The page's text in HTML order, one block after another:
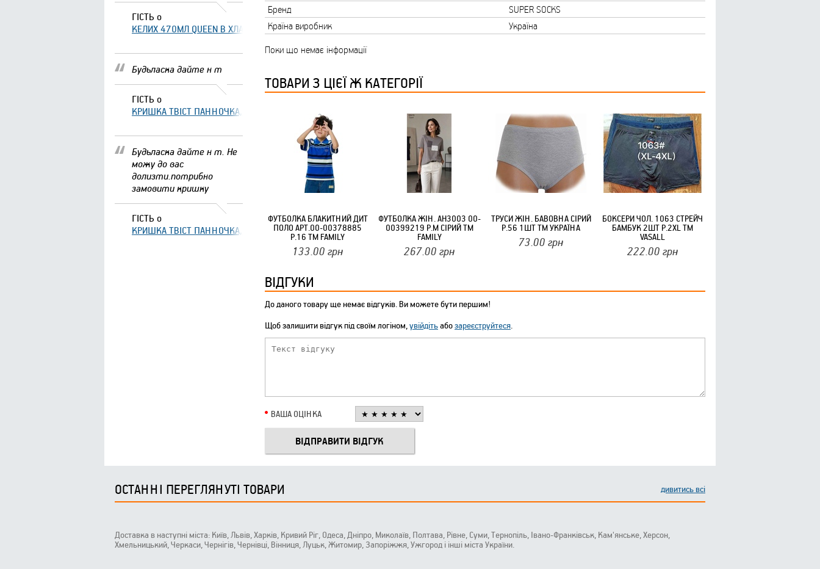
ГІСТЬ о
КЕЛИХ 470МЛ QUEEN В ХЛАМІНГО ТМ FARGLASS
Будьласка дайте н т
ГІСТЬ о
КРИШКА ТВІСТ ПАННОЧКА, ЩО ЗАКРУЧУЄТЬСЯ КОТИКИ (20ШТ/УП) ОФФ 82 ПАННОЧКА
Будьласка дайте н т. Не
можу до вас
долизти.потрибно
замовити кришку
ГІСТЬ о
КРИШКА ТВІСТ ПАННОЧКА, ЩО ЗАКРУЧУЄТЬСЯ КОТИКИ (20ШТ/УП) ОФФ 82 ПАННОЧКА
Бренд
SUPER SOCKS
Країна виробник
Україна
Поки що немає інформації
ТОВАРИ З ЦІЄЇ Ж КАТЕГОРІЇ
ФУТБОЛКА БЛАКИТНИЙ ДИТ
ПОЛО АРТ.00-00378885
Р.16 ТМ FAMILY
133.00 грн
ФУТБОЛКА ЖІН. AH3003 00-
00399219 Р.M СІРИЙ ТМ
FAMILY
267.00 грн
ТРУСИ ЖІН. БАВОВНА СІРИЙ
Р.56 1ШТ ТМ УКРАЇНА
73.00 грн
БОКСЕРИ ЧОЛ. 1063 СТРЕЙЧ
БАМБУК 2ШТ Р.2XL ТМ
VASALL
222.00 грн
ВІДГУКИ
До даного товару ще немає відгуків. Ви можете бути першим!
Щоб залишити відгук під своїм логіном,увійдітьабозареєструйтеся.
ВАША ОЦІНКА
ОСТАННІ ПЕРЕГЛЯНУТІ ТОВАРИ дивитись всі
Доставка в наступні міста: Київ, Львів, Харків, Кривий Ріг, Одеса, Дніпро, Миколаїв, Полтава, Рівне, Суми, Тернопіль, Івано-Франківськ, Кам'янське, Херсон,
Хмельницький, Черкаси, Чернігів, Чернівці, Вінниця, Луцьк, Житомир, Запоріжжя, Ужгород і інші міста України.